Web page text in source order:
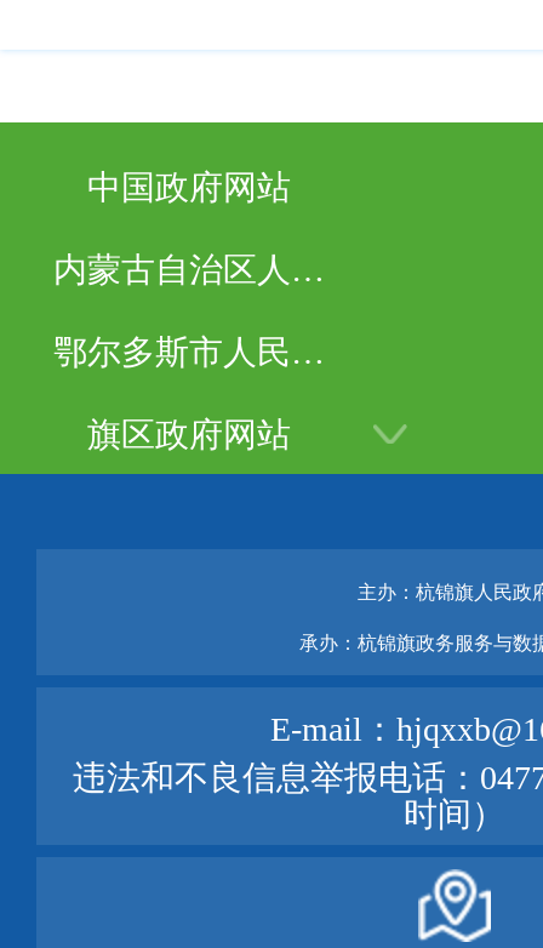
中国政府网站
内蒙古自治区人民
鄂尔多斯市人民政
旗区政府网站
主办：杭锦旗人民政
承办：杭锦旗政务服务与数
E-mail：
违法和不良信息举报电话：
时间）